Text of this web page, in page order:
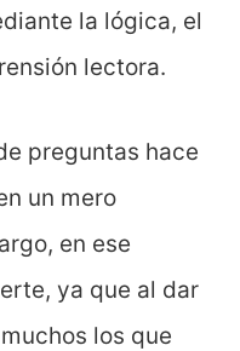
la lógica, el
lectora.
preguntas hace
un mero
en ese
ya que al dar
los que